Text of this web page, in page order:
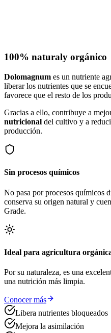
100% naturaly orgánico
Dolomagnum es un nutriente
liberar los nutrientes que se
favorece que el resto de los
Gracias a ello, contribuye a
nutricional del cultivo y a
producción.
Sin procesos químicos
No pasa por procesos químicos
conserva su origen natural y
Grade.
Ideal para agricultura
Por su naturaleza, es una
una nutrición más limpia.
Conocer más
Libera nutrientes bloqueados
Mejora la asimilación